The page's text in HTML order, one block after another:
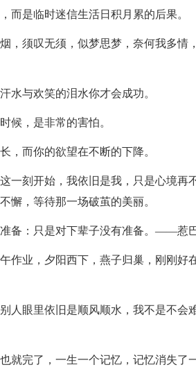
而是临时迷信生活日积月累的后果。
，须叹无须，似梦思梦，奈何我多情
水与欢笑的泪水你才会成功。
候，是非常的害怕。
，而你的欲望在不断的下降。
一刻开始，我依旧是我，只是心境再
懈，等待那一场破茧的美丽。
备：只是对下辈子没有准备。——惹
作业，夕阳西下，燕子归巢，刚刚好
人眼里依旧是顺风顺水，我不是不会
就完了，一生一个记忆，记忆消失了